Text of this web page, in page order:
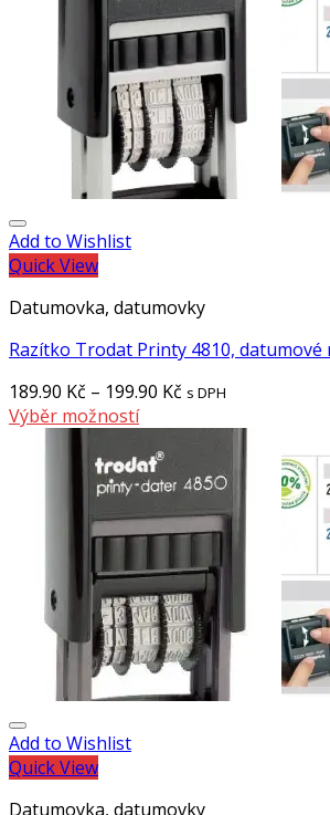
Add to Wishlist
Quick View
Datumovka, datumovky
Razítko Trodat Printy 4810,
189.90 Kč – 199.90 Kč s DPH
Výběr možností
Add to Wishlist
Quick View
Datumovka, datumovky